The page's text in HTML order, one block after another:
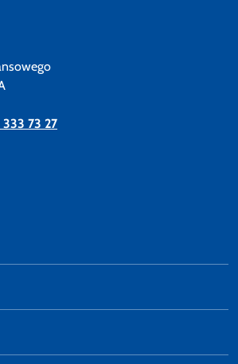
333 73 27